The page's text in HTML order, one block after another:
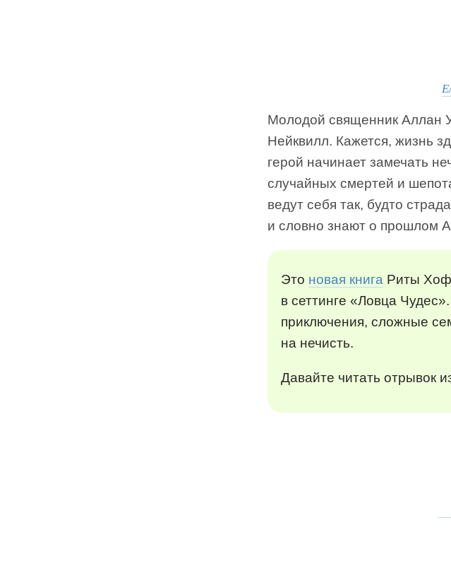
Молодой священник Аллан
Нейквилл. Кажется, жизнь
герой начинает замечать
случайных смертей и
ведут себя так, будто
и словно знают о прошлом
Это новая книга Риты
в сеттинге «Ловца
приключения, сложные
на нечисть.
Давайте читать отрывок